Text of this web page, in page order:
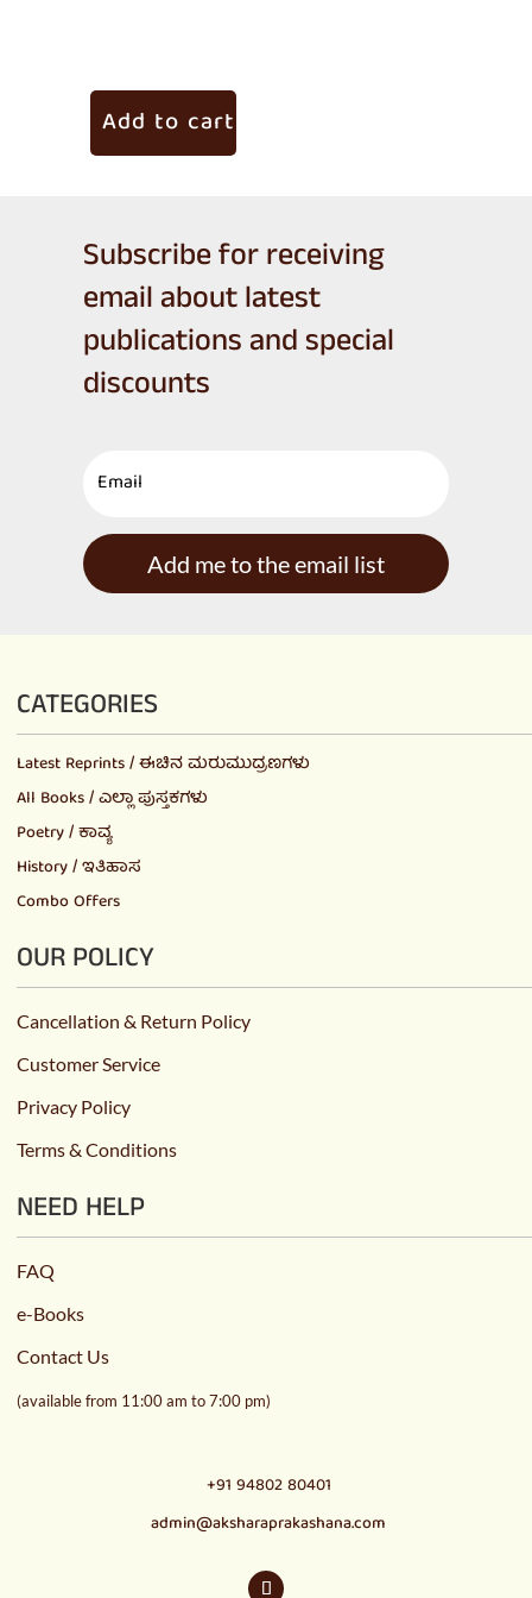
Add to cart
Subscribe for receiving
email about latest
publications and special
discounts
Add me to the email list
CATEGORIES
Latest Reprints / ಈಚಿನ ಮರುಮುದ್ರಣಗಳು
All Books / ಎಲ್ಲಾ ಪುಸ್ತಕಗಳು
Poetry / ಕಾವ್ಯ
History / ಇತಿಹಾಸ
Combo Offers
OUR POLICY
Cancellation & Return Policy
Customer Service
Privacy Policy
Terms & Conditions
NEED HELP
FAQ
e-Books
Contact Us
(available from 11:00 am to 7:00 pm)
+91 94802 80401
admin@aksharaprakashana.com